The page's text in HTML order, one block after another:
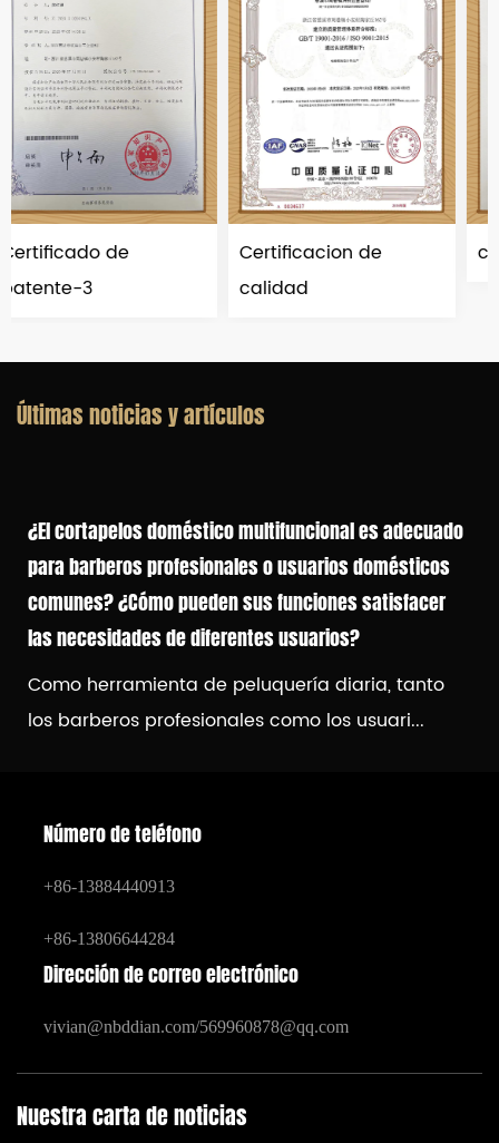
Certificacion de
calidad
certificado de
Últimas noticias y artículos
¿El cortapelos doméstico multifuncional es adecuado
para barberos profesionales o usuarios domésticos
comunes? ¿Cómo pueden sus funciones satisfacer
las necesidades de diferentes usuarios?
Como herramienta de peluquería diaria, tanto
los barberos profesionales como los usuari...
Número de teléfono
+86-13884440913
+86-13806644284
Dirección de correo electrónico
vivian@nbddian.com/569960878@qq.com
Nuestra carta de noticias